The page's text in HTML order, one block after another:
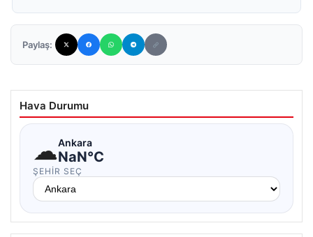
Paylaş:
Hava Durumu
☁Ankara
NaN°C
ŞEHIR SEÇ